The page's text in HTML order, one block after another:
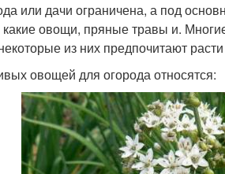
или дачи ограничена, а под
какие овощи, пряные травы и.
из них предпочитают расти
овощей для огорода относятся: